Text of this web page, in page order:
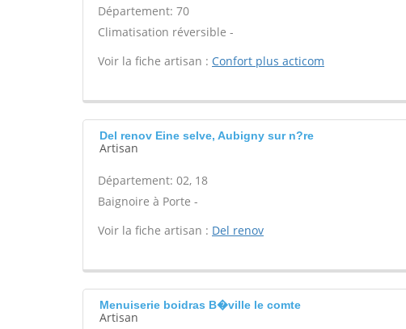
Département: 70
Climatisation réversible -
Voir la fiche artisan : Confort plus acticom
Del renov Eine selve, Aubigny sur n?re
Artisan
Département: 02, 18
Baignoire à Porte -
Voir la fiche artisan : Del renov
Menuiserie boidras B�ville le comte
Artisan